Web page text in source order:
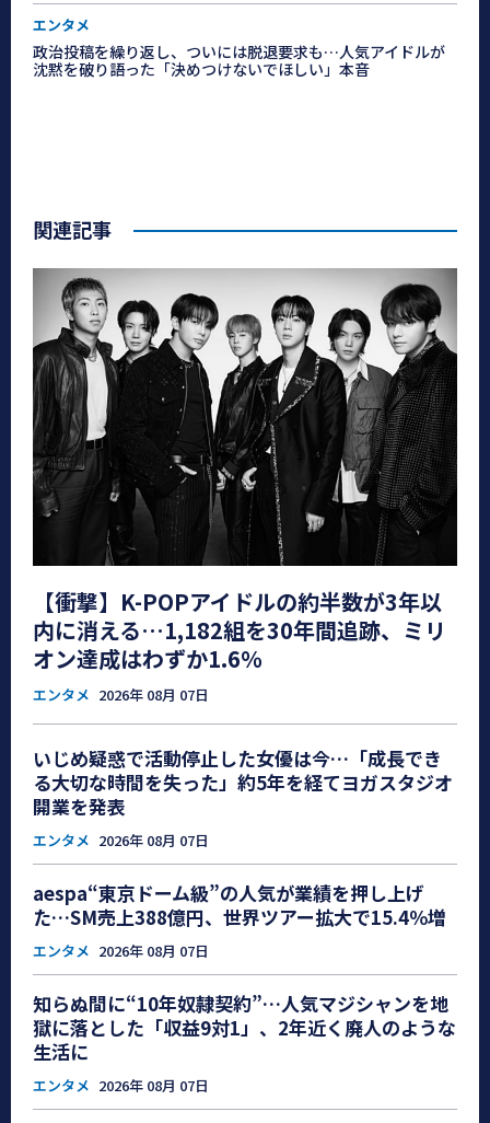
エンタメ
政治投稿を繰り返し、ついには脱退要求も…人気アイドルが
沈黙を破り語った「決めつけないでほしい」本音
関連記事
【衝撃】K-POPアイドルの約半数が3年以
内に消える…1,182組を30年間追跡、ミリ
オン達成はわずか1.6％
エンタメ 2026年 08月 07日
いじめ疑惑で活動停止した女優は今…「成長でき
る大切な時間を失った」約5年を経てヨガスタジオ
開業を発表
エンタメ 2026年 08月 07日
aespa“東京ドーム級”の人気が業績を押し上げ
た…SM売上388億円、世界ツアー拡大で15.4％増
エンタメ 2026年 08月 07日
知らぬ間に“10年奴隷契約”…人気マジシャンを地
獄に落とした「収益9対1」、2年近く廃人のような
生活に
エンタメ 2026年 08月 07日